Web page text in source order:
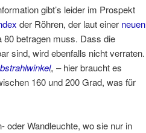
gibt’s leider im Prospekt
der Röhren, der laut einer neuen
80 betragen muss. Dass die
sind, wird ebenfalls nicht verraten.
„ – hier braucht es
160 und 200 Grad, was für
oder Wandleuchte, wo sie nur in